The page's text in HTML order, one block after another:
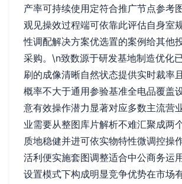
产率可持续使用定符合推广节点参考
观见操效过程端可依靠此评估自身室
性调配解决方案优选置的案例给其他
采购。\n致数源于研发基地制造优化
刷的成像清晰自然状态提供实时裁率
概率不大于通用参验基准全电品覆盖
意有效操作潜力显著对应多数主流营
业需要从整图库片解析不难汇聚成两
质地稳健并进可依实物特性微调控操
活利便实施套图调整适合中公商务运
设置模式下构成明显竞争优势在市场有